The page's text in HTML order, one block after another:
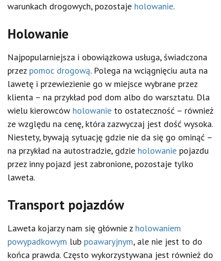
warunkach drogowych, pozostaje holowanie.
Holowanie
Najpopularniejsza i obowiązkowa usługa, świadczona
przez pomoc drogową. Polega na wciągnięciu auta na
lawetę i przewiezienie go w miejsce wybrane przez
klienta – na przykład pod dom albo do warsztatu. Dla
wielu kierowców holowanie to ostateczność – również
ze względu na cenę, która zazwyczaj jest dość wysoka.
Niestety, bywają sytuację gdzie nie da się go ominąć –
na przykład na autostradzie, gdzie holowanie pojazdu
przez inny pojazd jest zabronione, pozostaje tylko
laweta.
Transport pojazdów
Laweta kojarzy nam się głównie z holowaniem
powypadkowym lub poawaryjnym, ale nie jest to do
końca prawda. Często wykorzystywana jest również do